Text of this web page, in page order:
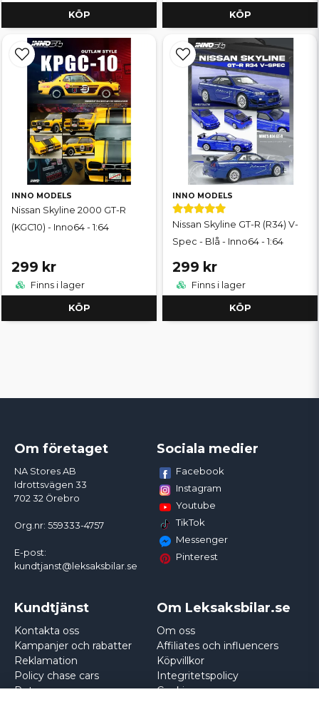
KÖP KÖP
INNO MODELS
Nissan Skyline 2000 GT-R
(KGC10) - Inno64 - 1:64
299 kr
Finns i lager
KÖP
INNO MODELS
Nissan Skyline GT-R (R34) V-
Spec - Blå - Inno64 - 1:64
299 kr
Finns i lager
KÖP
Om företaget
NA Stores AB
Idrottsvägen 33
702 32 Örebro
Org.nr: 559333-4757
E-post:
kundtjanst@leksaksbilar.se
Sociala medier
Facebook
Instagram
Youtube
TikTok
Messenger
Pinterest
Kundtjänst
Kontakta oss
Kampanjer och rabatter
Reklamation
Policy chase cars
Returnera
Om Leksaksbilar.se
Om oss
Affiliates och influencers
Köpvillkor
Integritetspolicy
Cookies